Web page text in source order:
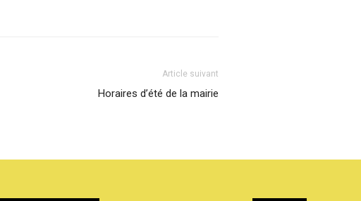
Article suivant
Horaires d’été de la mairie